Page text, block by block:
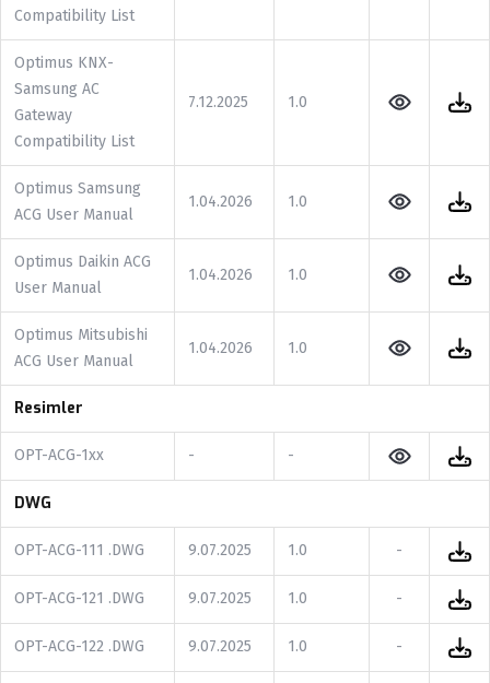
Compatibility List
Optimus KNX-
Samsung AC
Gateway
Compatibility List
7.12.2025 1.0
Optimus Samsung
ACG User Manual
1.04.2026 1.0
Optimus Daikin ACG
User Manual
1.04.2026 1.0
Optimus Mitsubishi
ACG User Manual
1.04.2026 1.0
Resimler
OPT-ACG-1xx - -
DWG
OPT-ACG-111 .DWG 9.07.2025 1.0 -
OPT-ACG-121 .DWG 9.07.2025 1.0 -
OPT-ACG-122 .DWG 9.07.2025 1.0 -